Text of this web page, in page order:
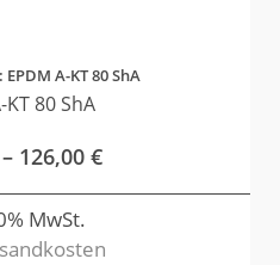
A-KT 80 ShA
KT 80 ShA
126,00 €
MwSt.